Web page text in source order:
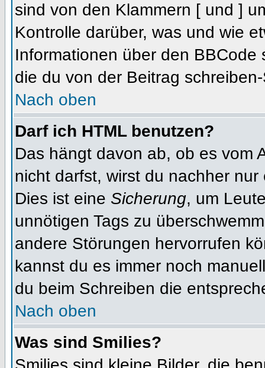
sind von den Klammern [ und ]
Kontrolle darüber, was und wie
Informationen über den
die du von der Beitrag
Nach oben
Darf ich HTML benutzen?
Das hängt davon ab, ob es vom
nicht darfst, wirst du nachher
Dies ist eine Sicherung, um
unnötigen Tags zu
andere Störungen hervorrufen
kannst du es immer noch
du beim Schreiben die
Nach oben
Was sind Smilies?